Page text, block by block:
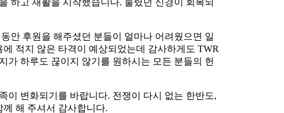
하고 재활을 시작했습니다. 눌렸던 신경이 회복되
안 후원을 해주셨던 분들이 얼마나 어려웠으면 일
적지 않은 타격이 예상되었는데 감사하게도 TWR
가 하루도 끊이지 않기를 원하시는 모든 분들의 헌
이 변화되기를 바랍니다. 전쟁이 다시 없는 한반도,
해 주셔서 감사합니다.